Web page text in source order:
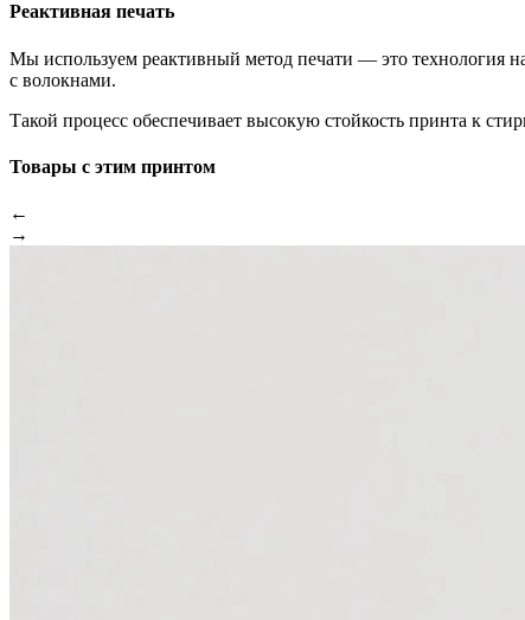
Реактивная печать
Мы используем реактивный метод печати — это технология
с волокнами.
Такой процесс обеспечивает высокую стойкость принта к
Товары с этим принтом
←
→